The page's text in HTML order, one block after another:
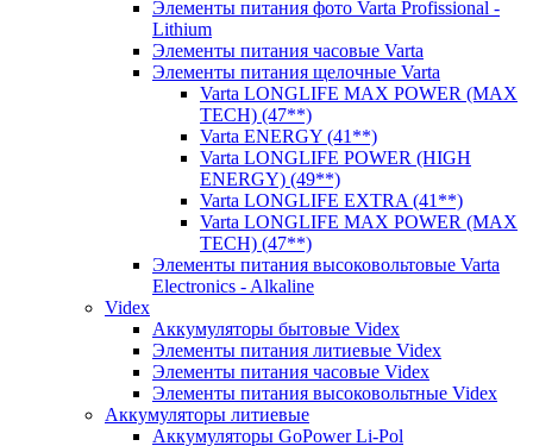
Элементы питания фото Varta Profissional -
Lithium
Элементы питания часовые Varta
Элементы питания щелочные Varta
Varta LONGLIFE MAX POWER (MAX
TECH) (47**)
Varta ENERGY (41**)
Varta LONGLIFE POWER (HIGH
ENERGY) (49**)
Varta LONGLIFE EXTRA (41**)
Varta LONGLIFE MAX POWER (MAX
TECH) (47**)
Элементы питания высоковольтовые Varta
Electronics - Alkaline
Videx
Аккумуляторы бытовые Videx
Элементы питания литиевые Videx
Элементы питания часовые Videx
Элементы питания высоковольтные Videx
Аккумуляторы литиевые
Аккумуляторы GoPower Li-Pol